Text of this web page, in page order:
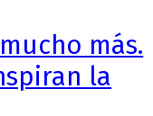
más.
la